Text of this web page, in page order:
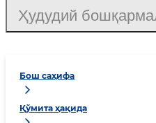
Бош саҳифа
Қўмита ҳақида
Ҳудудий